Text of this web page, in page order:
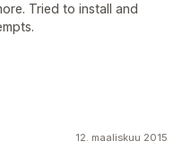
Tried to install and
12. maaliskuu 2015